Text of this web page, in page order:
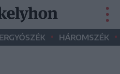
• HÁROMSZÉK •